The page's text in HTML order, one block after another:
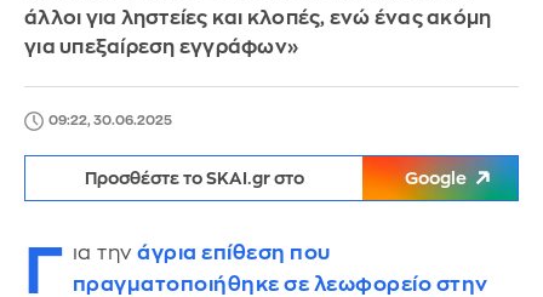
άλλοι για ληστείες και κλοπές, ενώ ένας ακόμη
για υπεξαίρεση εγγράφων»
09:22, 30.06.2025
Προσθέστε το SKAI.gr στο Google
Γ ια την άγρια επίθεση που
πραγματοποιήθηκε σε λεωφορείο στην